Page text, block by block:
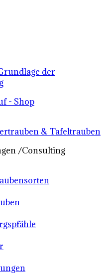
der
- Shop
& Tafeltrauben
/Consulting